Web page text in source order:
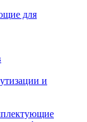
для
и